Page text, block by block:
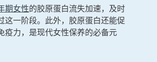
期女性的胶原蛋白流失加速，及时
这一阶段。此外，胶原蛋白还能促
疫力，是现代女性保养的必备元